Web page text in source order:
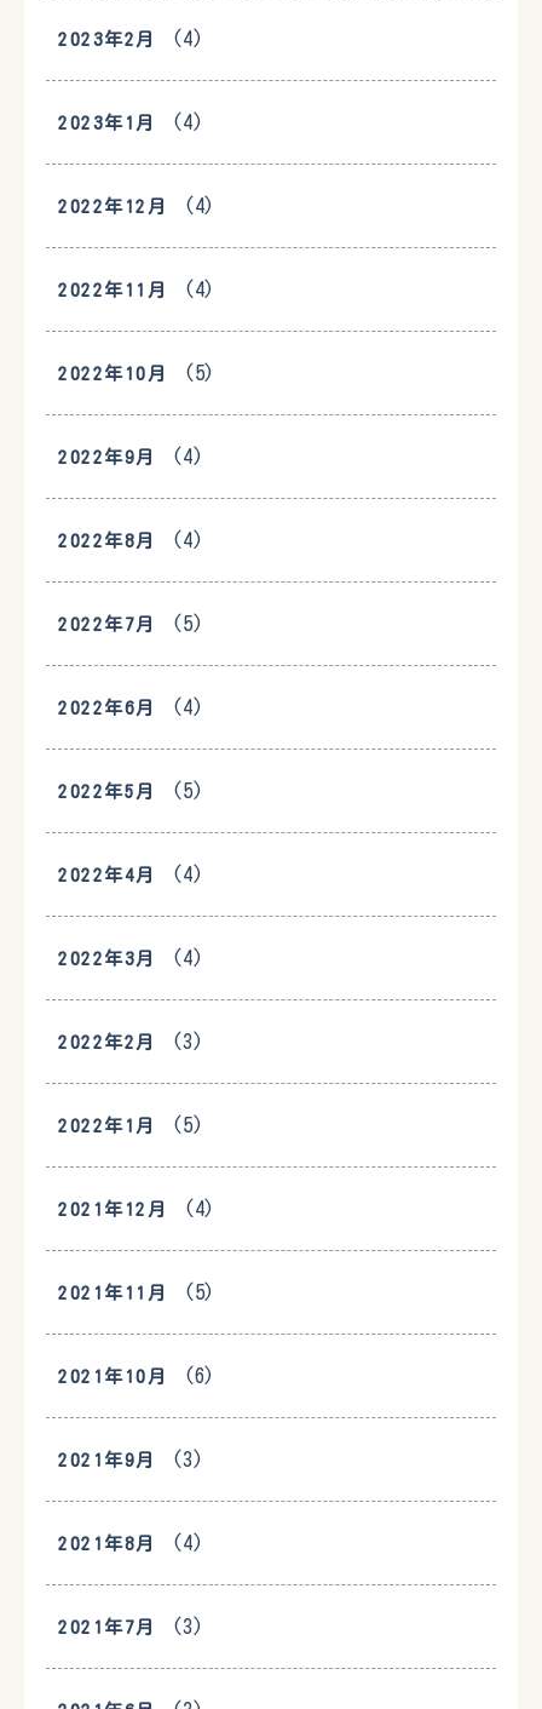
2023年2月 (4)
2023年1月 (4)
2022年12月 (4)
2022年11月 (4)
2022年10月 (5)
2022年9月 (4)
2022年8月 (4)
2022年7月 (5)
2022年6月 (4)
2022年5月 (5)
2022年4月 (4)
2022年3月 (4)
2022年2月 (3)
2022年1月 (5)
2021年12月 (4)
2021年11月 (5)
2021年10月 (6)
2021年9月 (3)
2021年8月 (4)
2021年7月 (3)